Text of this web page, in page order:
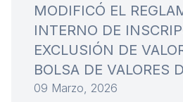
MODIFICÓ EL
INTERNO DE
EXCLUSIÓN DE
BOLSA DE VALORES
09 Marzo, 2026